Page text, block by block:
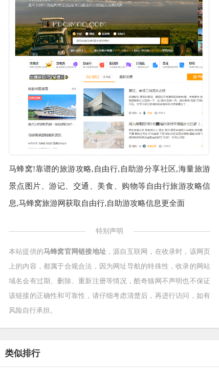
马蜂窝!靠谱的旅游攻略,自由行,自助游分享社区,海量旅游
景点图片、游记、交通、美食、购物等自由行旅游攻略信
息,马蜂窝旅游网获取自由行,自助游攻略信息更全面
特别声明
本站提供的马蜂窝官网链接地址 ，源自互联网，在收录时，该网页
上的内容，都属于合规合法，因为网址导航的特殊性，收录的网站
域名会有过期、删除、重新注册等情况，酷奇猫网不声明也不保证
该链接的正确性和可靠性，请仔细考虑清楚后，再进行访问，如有
风险自行承担。
类似排行